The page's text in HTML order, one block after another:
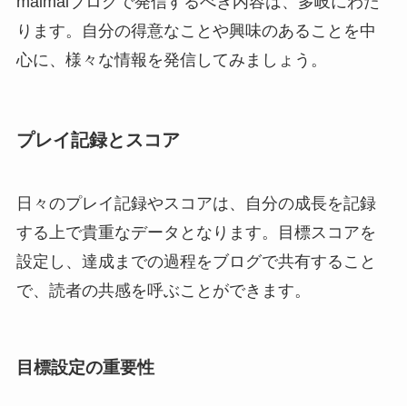
ります。自分の得意なことや興味のあることを中
心に、様々な情報を発信してみましょう。
プレイ記録とスコア
日々のプレイ記録やスコアは、自分の成長を記録
する上で貴重なデータとなります。目標スコアを
設定し、達成までの過程をブログで共有すること
で、読者の共感を呼ぶことができます。
目標設定の重要性